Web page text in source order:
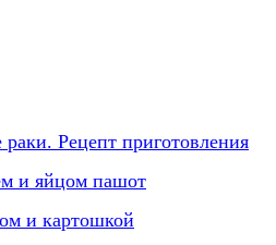
Рецепт приготовления
и яйцом пашот
и картошкой